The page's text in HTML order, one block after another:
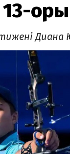
13-
Диана